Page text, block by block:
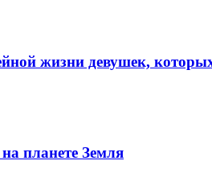
жизни девушек,
планете Земля